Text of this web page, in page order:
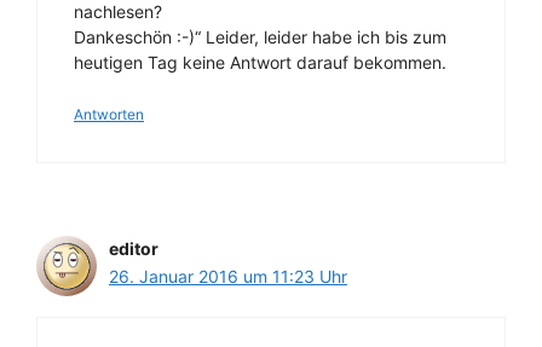
nachlesen?
Dankeschön :-)“ Leider, leider habe ich bis zum
heutigen Tag keine Antwort darauf bekommen.
Antworten
editor
26. Januar 2016 um 11:23 Uhr